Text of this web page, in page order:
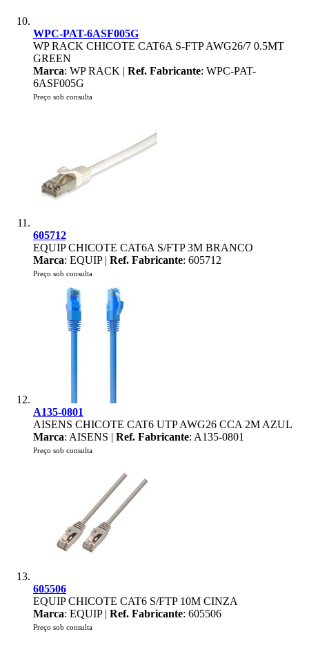
WPC-PAT-6ASF005G
WP RACK CHICOTE CAT6A S-FTP AWG26/7 0.5MT
GREEN
Marca: WP RACK | Ref. Fabricante: WPC-PAT-
6ASF005G
Preço sob consulta
605712
EQUIP CHICOTE CAT6A S/FTP 3M BRANCO
Marca: EQUIP | Ref. Fabricante: 605712
Preço sob consulta
A135-0801
AISENS CHICOTE CAT6 UTP AWG26 CCA 2M AZUL
Marca: AISENS | Ref. Fabricante: A135-0801
Preço sob consulta
605506
EQUIP CHICOTE CAT6 S/FTP 10M CINZA
Marca: EQUIP | Ref. Fabricante: 605506
Preço sob consulta